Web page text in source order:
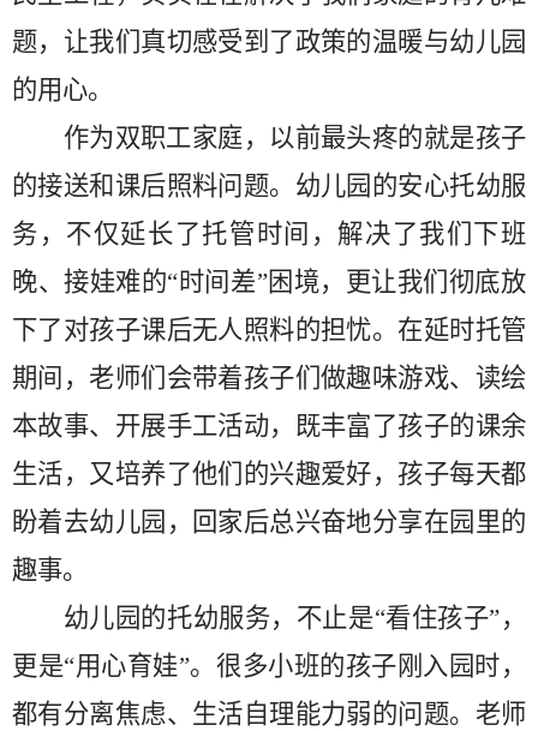
题，让我们真切感受到了政策的温暖与幼儿园
的用心。
作为双职工家庭，以前最头疼的就是孩子
的接送和课后照料问题。幼儿园的安心托幼服
务，不仅延长了托管时间，解决了我们下班
晚、接娃难的“时间差”困境，更让我们彻底放
下了对孩子课后无人照料的担忧。在延时托管
期间，老师们会带着孩子们做趣味游戏、读绘
本故事、开展手工活动，既丰富了孩子的课余
生活，又培养了他们的兴趣爱好，孩子每天都
盼着去幼儿园，回家后总兴奋地分享在园里的
趣事。
幼儿园的托幼服务，不止是“看住孩子”，
更是“用心育娃”。很多小班的孩子刚入园时，
都有分离焦虑、生活自理能力弱的问题。老师